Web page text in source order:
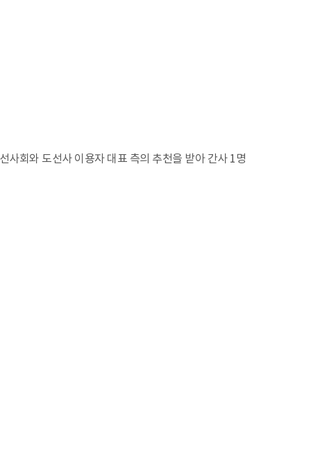
사회와 도선사 이용자 대표 측의 추천을 받아 간사 1명